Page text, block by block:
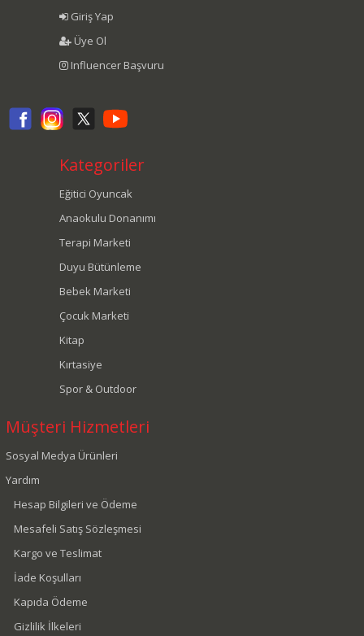
Giriş Yap
Üye Ol
Influencer Başvuru
Kategoriler
Eğitici Oyuncak
Anaokulu Donanımı
Terapi Marketi
Duyu Bütünleme
Bebek Marketi
Çocuk Marketi
Kitap
Kırtasiye
Spor & Outdoor
Müşteri Hizmetleri
Sosyal Medya Ürünleri
Yardım
Hesap Bilgileri ve Ödeme
Mesafeli Satış Sözleşmesi
Kargo ve Teslimat
İade Koşulları
Kapıda Ödeme
Gizlilik İlkeleri